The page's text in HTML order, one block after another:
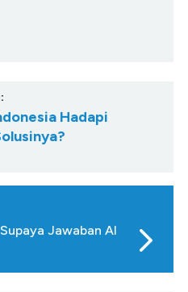
Hadapi
Jawaban AI